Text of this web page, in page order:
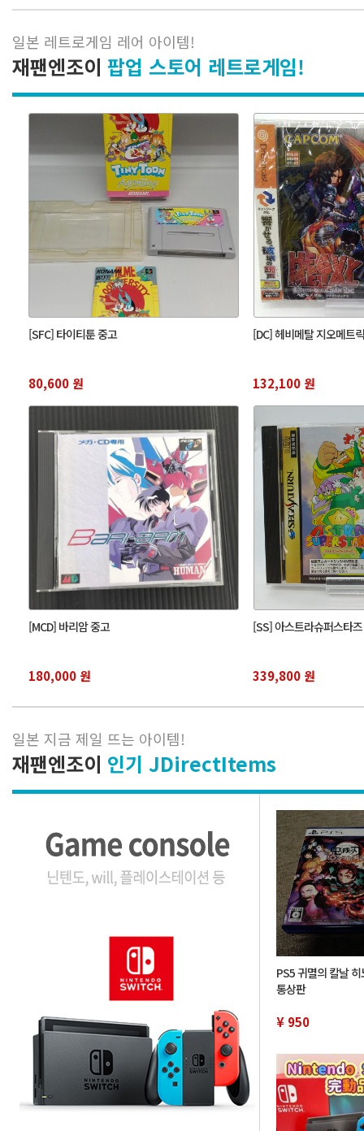
일본 레트로게임 레어 아이템!
재팬엔조이 팝업 스토어 레트로게임!
[SFC] 타이티툰 중고
80,600 원
[DC] 헤비메탈 지오메트
132,100 원
[MCD] 바리암 중고
180,000 원
[SS] 아스트라슈퍼스타
339,800 원
일본 지금 제일 뜨는 아이템!
재팬엔조이 인기 JDirectItems
PS5 귀멸의 칼날
통상판
¥ 950